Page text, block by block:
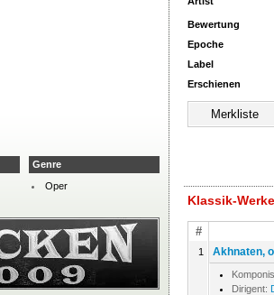
Bewertung
Epoche
Label
Erschienen
Klassik-
#
1 Akhnaten,
Dirigent:
Genre
Oper